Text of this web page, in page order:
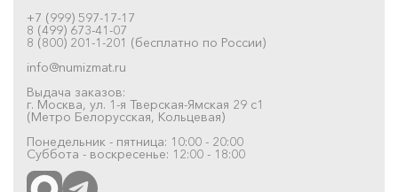
+7 (999) 597-17-17
8 (499) 673-41-07
8 (800) 201-1-201 (бесплатно по России)
info@numizmat.ru
Выдача заказов:
г. Москва, ул. 1-я Тверская-Ямская 29 с1
(Метро Белорусская, Кольцевая)
Понедельник - пятница: 10:00 - 20:00
Суббота - воскресенье: 12:00 - 18:00